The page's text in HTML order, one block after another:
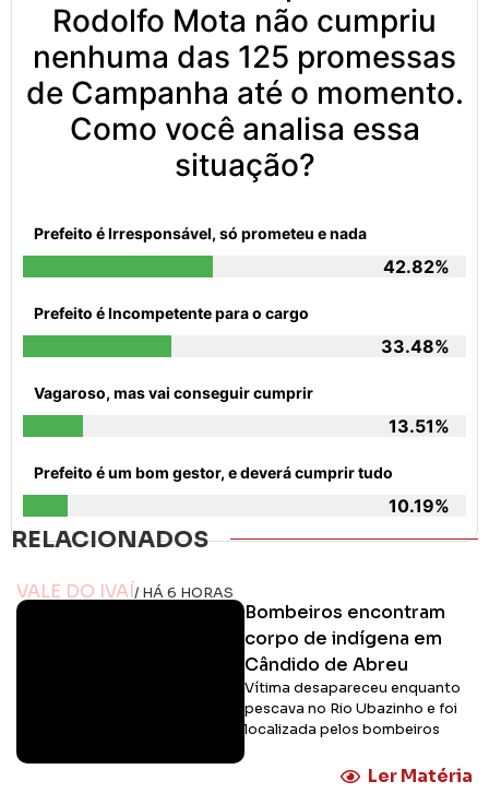
Rodolfo Mota não cumpriu
nenhuma das 125 promessas
de Campanha até o momento.
Como você analisa essa
situação?
Prefeito é Irresponsável, só prometeu e nada
42.82%
Prefeito é Incompetente para o cargo
33.48%
Vagaroso, mas vai conseguir cumprir
13.51%
Prefeito é um bom gestor, e deverá cumprir tudo
10.19%
RELACIONADOS
VALE DO IVAÍ/ HÁ 6 HORAS
Bombeiros encontram
corpo de indígena em
Cândido de Abreu
Vítima desapareceu enquanto
pescava no Rio Ubazinho e foi
localizada pelos bombeiros
Ler Matéria